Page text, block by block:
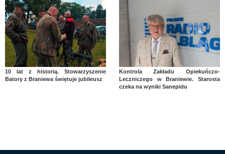
10 lat z historią. Stowarzyszenie
Batory z Braniewa świętuje jubileusz
Kontrola Zakładu Opiekuńczo-
Leczniczego w Braniewie. Starosta
czeka na wyniki Sanepidu